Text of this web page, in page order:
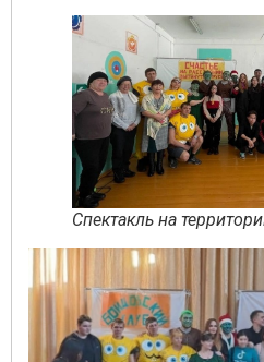
Спектакль на